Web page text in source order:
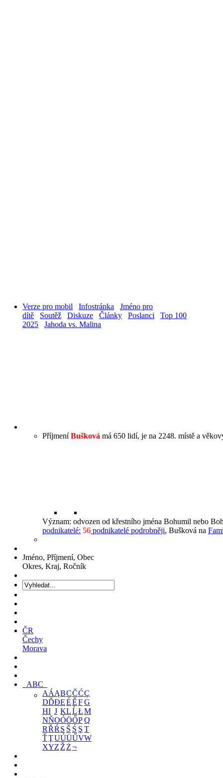
Verze pro mobil Infostránka
Jméno pro
dítě
Soutěž Diskuze Články Poslanci
Top 100
2025
Jahoda vs. Malina
PříjmeníBušková má 650 lidí, je na 2248. místě a
Význam: odvozen od křestního jména Bohumil nebo
podnikatelé: 56 podnikatelé podrobněji, Bušková na
Jméno, Příjmení, Obec
Okres, Kraj, Ročník
ČR
Čechy
Morava
ABC
AÁĄBCČĆÇ
DĎĐEÉĚFG
HI J KLĹŁM
NŇOÓÖŐPQ
RŘŔ S Š Ś Ş T
ŤŢUÚÜŰVW
XYZ Ž Ż¬